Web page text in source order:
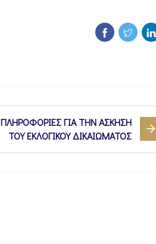
ΠΛΗΡΟΦΟΡΙΕΣ ΓΙΑ ΤΗΝ ΑΣΚΗΣΗ
ΤΟΥ ΕΚΛΟΓΙΚΟΥ ΔΙΚΑΙΩΜΑΤΟΣ